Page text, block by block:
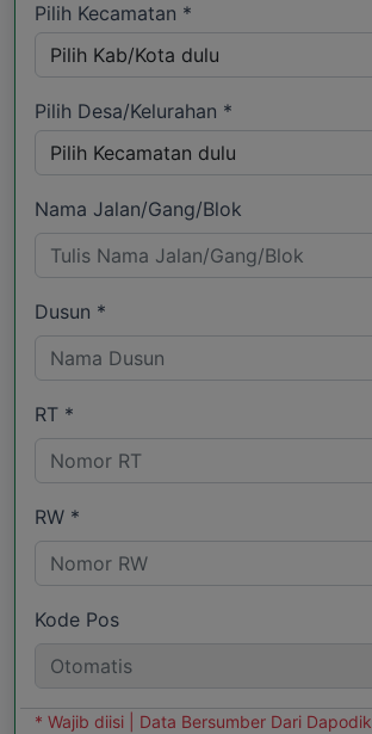
Pilih Kecamatan *
Pilih Desa/Kelurahan *
Nama Jalan/Gang/Blok
Dusun *
RT *
RW *
Kode Pos
* Wajib diisi | Data Bersumber Dari Dapodik